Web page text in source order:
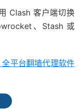
Clash 客户端切换
、Stash 或
平台翻墙代理软件